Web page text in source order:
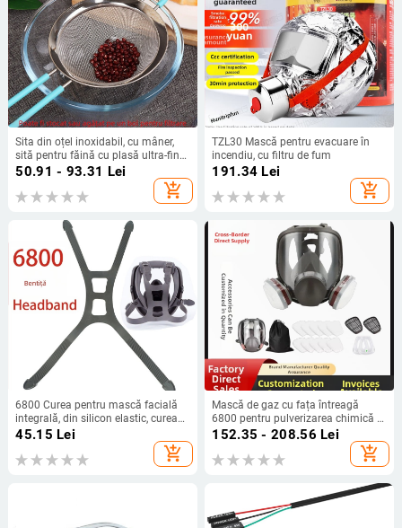
Sita din oțel inoxidabil, cu mâner,
sită pentru făină cu plasă ultra-fină
pentru cernerea făinii, zahărului și
50.91 - 93.31 Lei
add_shopping_cart
TZL30 Mască pentru evacuare în
incendiu, cu filtru de fum
191.34 Lei
add_shopping_cart
6800 Curea pentru mască facială
integrală, din silicon elastic, curea
de înlocuire durabilă
45.15 Lei
add_shopping_cart
Mască de gaz cu fața întreagă
6800 pentru pulverizarea chimică a
vopselei, protecție biochimică
împotriva prafului, mască anti
ceață pentru aplicarea pesticidelor
152.35 - 208.56 Lei
add_shopping_cart